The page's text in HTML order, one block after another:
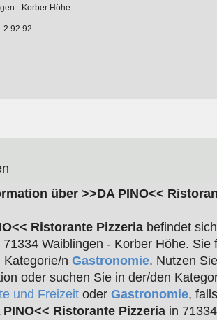
- Korber Höhe
2 92 92
über >>DA PINO<<
Ristorante Pizzeriabefindet
Waiblingen - Korber Höhe. Sie
Kategorie/n Gastronomie. Nutzen
oder suchen Sie in der/den
und Freizeitoder Gastronomie,
PINO<< Ristorante Pizzeriain